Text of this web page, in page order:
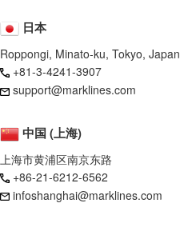
日本
Roppongi, Minato-ku, Tokyo, Japan
+81-3-4241-3907
support@marklines.com
中国 (上海)
上海市黄浦区南京东路
+86-21-6212-6562
infoshanghai@marklines.com